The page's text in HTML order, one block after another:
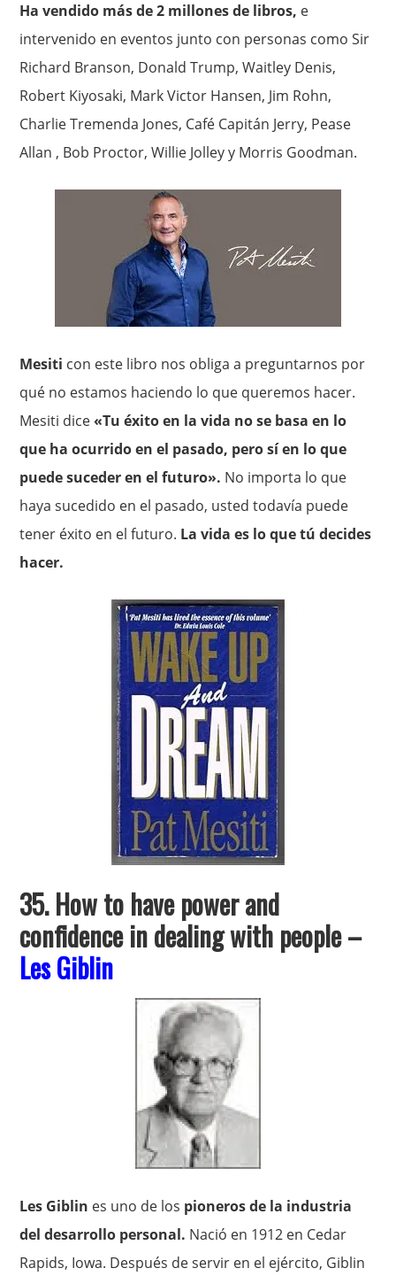
Ha vendido más de 2 millones de libros, e
intervenido en eventos junto con personas como Sir
Richard Branson, Donald Trump, Waitley Denis,
Robert Kiyosaki, Mark Victor Hansen, Jim Rohn,
Charlie Tremenda Jones, Café Capitán Jerry, Pease
Allan , Bob Proctor, Willie Jolley y Morris Goodman.
Mesiti con este libro nos obliga a preguntarnos por
qué no estamos haciendo lo que queremos hacer.
Mesiti dice«Tu éxito en la vida no se basa en lo
que ha ocurrido en el pasado, pero sí en lo que
puede suceder en el futuro». No importa lo que
haya sucedido en el pasado, usted todavía puede
tener éxito en el futuro. La vida es lo que tú decides
hacer.
35. How to have power and
confidence in dealing with people –
Les Giblin
Les Giblin es uno de los pioneros de la industria
del desarrollo personal. Nació en 1912 en Cedar
Rapids, Iowa. Después de servir en el ejército, Giblin